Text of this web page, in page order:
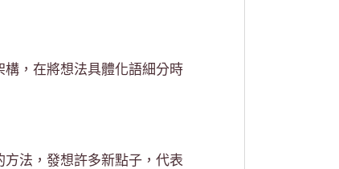
，在將想法具體化語細分時
法，發想許多新點子，代表